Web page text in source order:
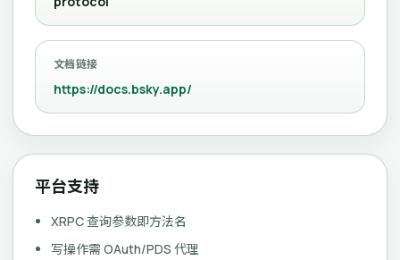
文档链接
https://docs.bsky.app/
平台支持
XRPC 查询参数即方法名
写操作需 OAuth/PDS 代理